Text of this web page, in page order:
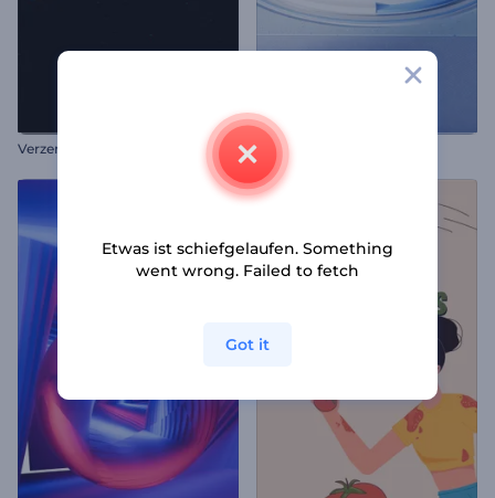
Verzerrtes Glitch-Intro 3D Kreisebene Intro
Etwas ist schiefgelaufen. Something
went wrong. Failed to fetch
Got it